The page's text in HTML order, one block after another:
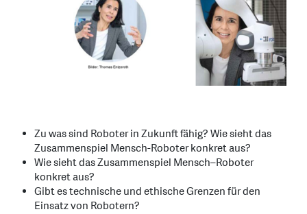
Zu was sind Roboter in Zukunft fähig? Wie sieht das
Zusammenspiel Mensch-Roboter konkret aus?
Wie sieht das Zusammenspiel Mensch–Roboter
konkret aus?
Gibt es technische und ethische Grenzen für den
Einsatz von Robotern?